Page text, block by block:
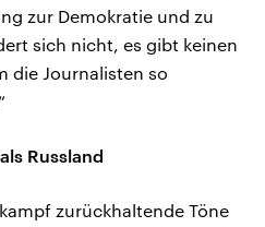
zur Demokratie und zu
sich nicht, es gibt keinen
die Journalisten so
Russland
zurückhaltende Töne